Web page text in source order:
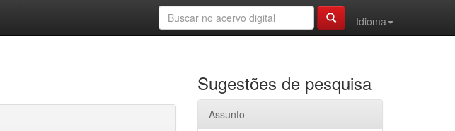
Idioma
Sugestões de pesquisa
Assunto